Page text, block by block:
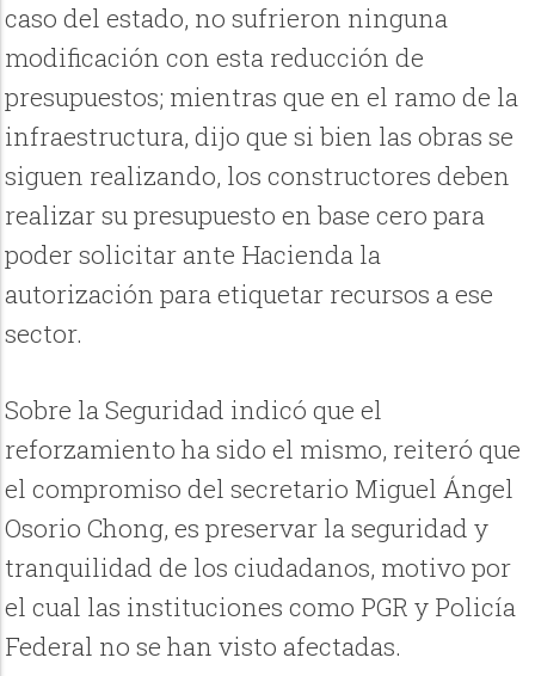
caso del estado, no sufrieron ninguna
modificación con esta reducción de
presupuestos; mientras que en el ramo de la
infraestructura, dijo que si bien las obras se
siguen realizando, los constructores deben
realizar su presupuesto en base cero para
poder solicitar ante Hacienda la
autorización para etiquetar recursos a ese
sector.
Sobre la Seguridad indicó que el
reforzamiento ha sido el mismo, reiteró que
el compromiso del secretario Miguel Ángel
Osorio Chong, es preservar la seguridad y
tranquilidad de los ciudadanos, motivo por
el cual las instituciones como PGR y Policía
Federal no se han visto afectadas.